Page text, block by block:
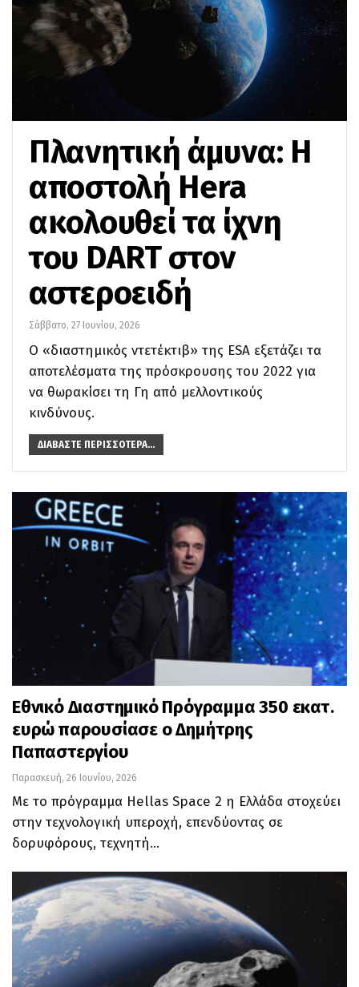
Πλανητική άμυνα: Η
αποστολή Hera
ακολουθεί τα ίχνη
του DART στον
αστεροειδή
Σάββατο, 27 Ιουνίου, 2026
Ο «διαστημικός ντετέκτιβ» της ESA εξετάζει τα
αποτελέσματα της πρόσκρουσης του 2022 για
να θωρακίσει τη Γη από μελλοντικούς
κινδύνους.
ΔΙΑΒΆΣΤΕ ΠΕΡΙΣΣΌΤΕΡΑ...
Εθνικό Διαστημικό Πρόγραμμα 350 εκατ.
ευρώ παρουσίασε ο Δημήτρης
Παπαστεργίου
Παρασκευή, 26 Ιουνίου, 2026
Με το πρόγραμμα Hellas Space 2 η Ελλάδα στοχεύει
στην τεχνολογική υπεροχή, επενδύοντας σε
δορυφόρους, τεχνητή…